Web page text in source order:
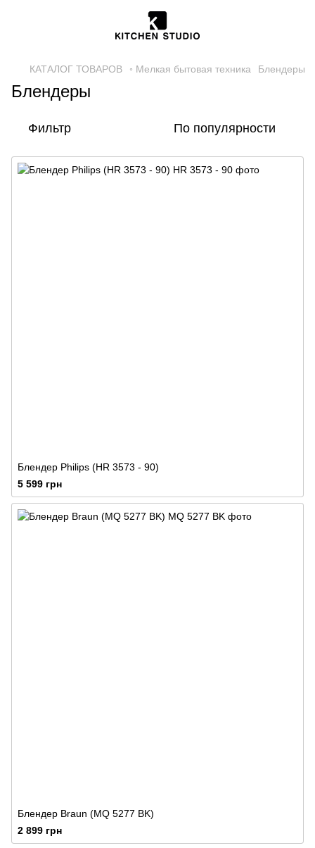
КАТАЛОГ ТОВАРОВ ◦ Мелкая бытовая техника Блендеры
Блендеры
Фильтр По популярности
Блендер Philips (HR 3573 - 90)
5 599 грн
Блендер Braun (MQ 5277 BK)
2 899 грн